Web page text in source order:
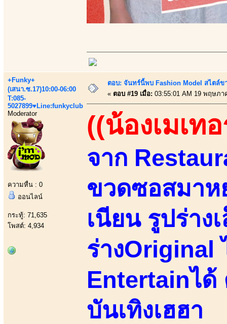
+Funky+
(เสนา.ซ.17)10:00-06:00
T:085-
5027899♥Line:funkyclub
Moderator
ความหื่น : 0
ออนไลน์
กระทู้: 71,635
โพสต์: 4,934
ตอบ: จันทร์นี้พบ Fashion Model สไตล์ข
« ตอบ #19 เมื่อ: 03:55:01 AM 19 พฤษภา
((น้องเมเท
จาก
ขวดซอสมาห
เนียน รูปร่าง
ร่างOriginal
Entertainได้
บันเทิงเฮฮา